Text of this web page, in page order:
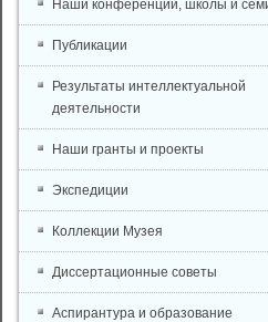
Наши конференции, школы и
Публикации
Результаты интеллектуальной
деятельности
Наши гранты и проекты
Экспедиции
Коллекции Музея
Диссертационные советы
Аспирантура и образование